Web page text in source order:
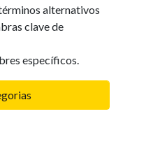
alternativos
clave de
específicos.